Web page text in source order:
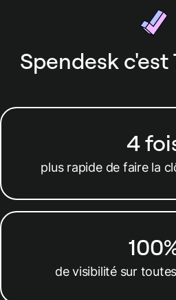
Spendesk c'est
4
plus rapide de faire la
de visibilité sur